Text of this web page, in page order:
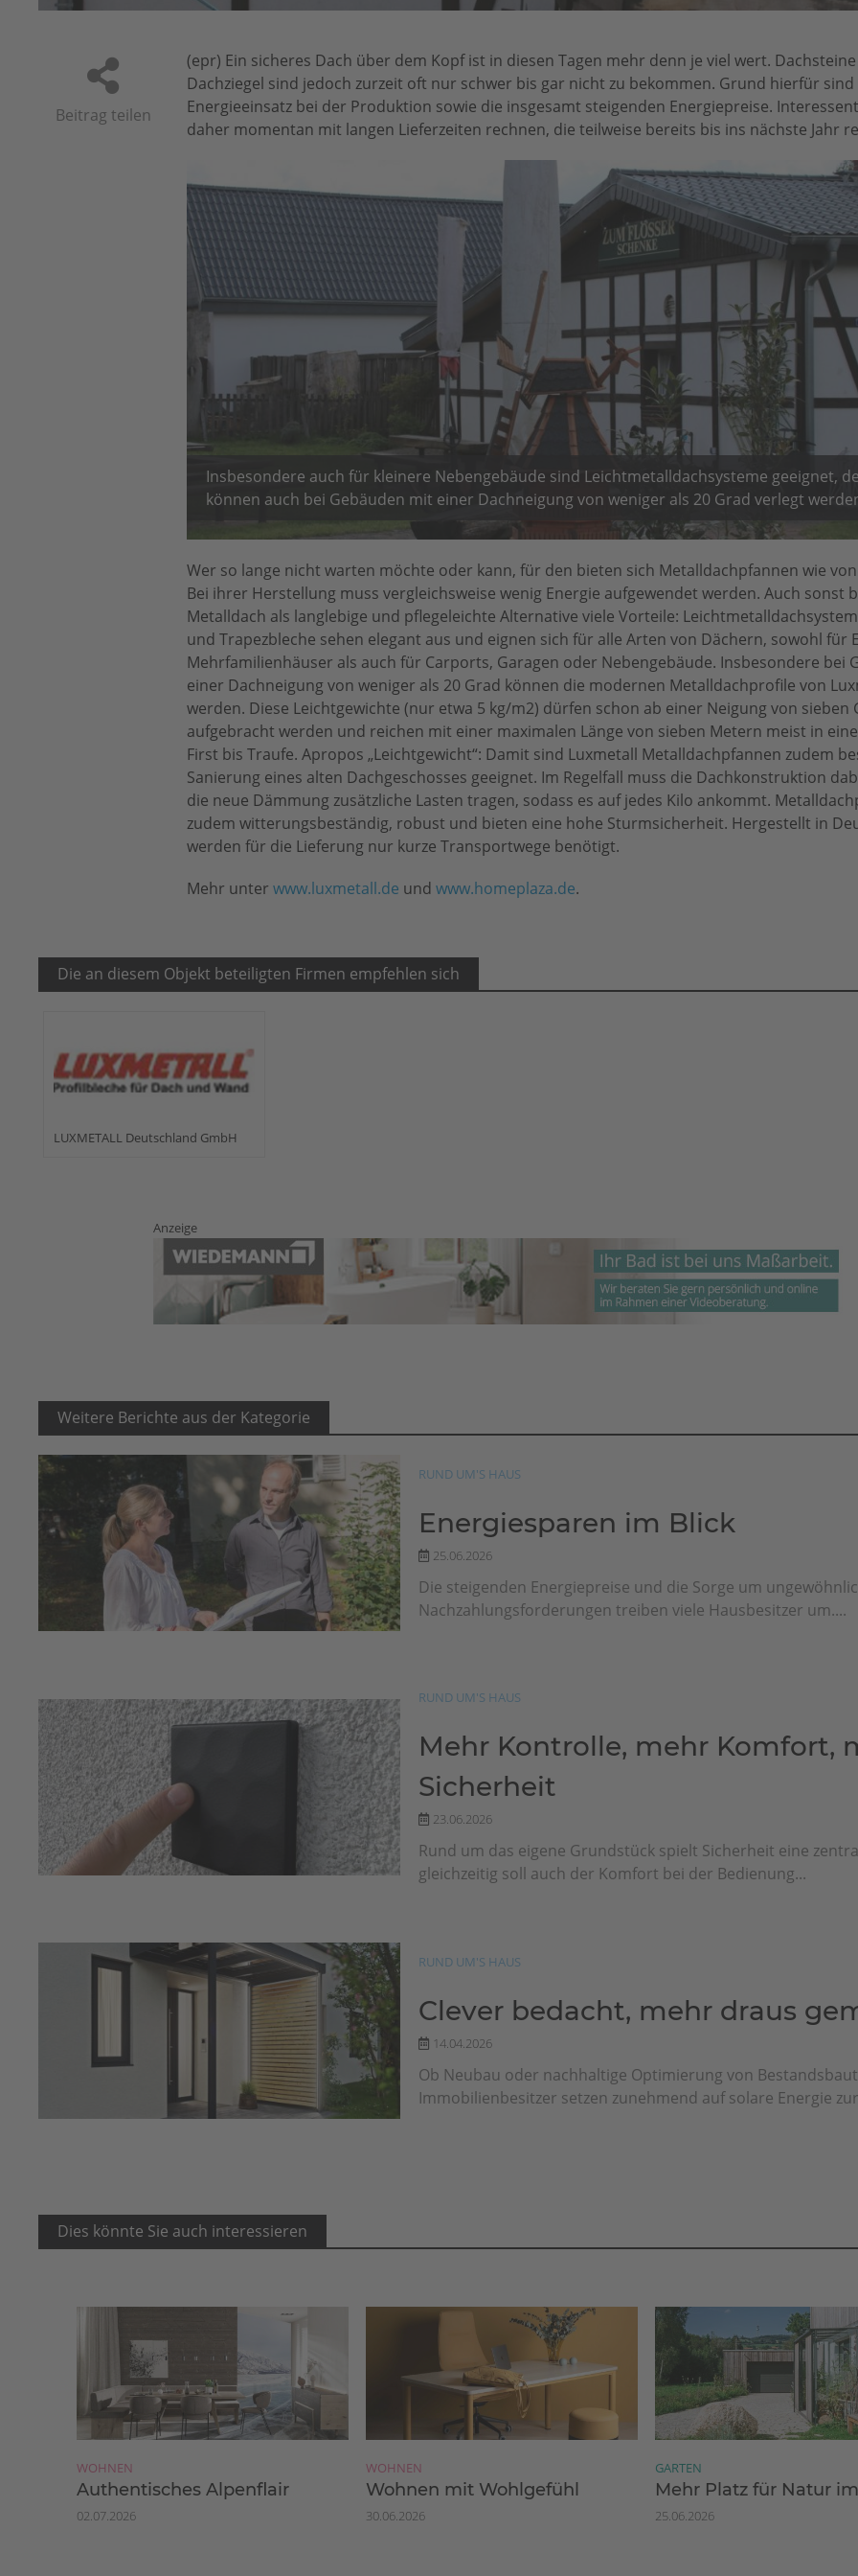
Beitrag teilen
(epr) Ein sicheres Dach über dem Kopf ist in diesen Tagen mehr denn je viel wert.
Dachziegel sind jedoch zurzeit oft nur schwer bis gar nicht zu bekommen. Grund hierfür
Energieeinsatz bei der Produktion sowie die insgesamt steigenden Energiepreise.
daher momentan mit langen Lieferzeiten rechnen, die teilweise bereits bis ins nächste Jahr
Insbesondere auch für kleinere Nebengebäude sind Leichtmetalldachsysteme geeignet,
können auch bei Gebäuden mit einer Dachneigung von weniger als 20 Grad verlegt
Wer so lange nicht warten möchte oder kann, für den bieten sich Metalldachpfannen wie
Bei ihrer Herstellung muss vergleichsweise wenig Energie aufgewendet werden. Auch sonst
Metalldach als langlebige und pflegeleichte Alternative viele Vorteile:
und Trapezbleche sehen elegant aus und eignen sich für alle Arten von Dächern, sowohl für
Mehrfamilienhäuser als auch für Carports, Garagen oder Nebengebäude. Insbesondere bei
einer Dachneigung von weniger als 20 Grad können die modernen Metalldachprofile von
werden. Diese Leichtgewichte (nur etwa 5 kg/m2) dürfen schon ab einer Neigung von sieben
aufgebracht werden und reichen mit einer maximalen Länge von sieben Metern meist in
First bis Traufe. Apropos „Leichtgewicht“: Damit sind Luxmetall Metalldachpfannen zudem
Sanierung eines alten Dachgeschosses geeignet. Im Regelfall muss die Dachkonstruktion
die neue Dämmung zusätzliche Lasten tragen, sodass es auf jedes Kilo ankommt.
zudem witterungsbeständig, robust und bieten eine hohe Sturmsicherheit. Hergestellt in
werden für die Lieferung nur kurze Transportwege benötigt.
Mehr unter www.luxmetall.de und www.homeplaza.de.
Die an diesem Objekt beteiligten Firmen empfehlen sich
LUXMETALL Deutschland GmbH
Anzeige
Weitere Berichte aus der Kategorie
RUND UM'S HAUS
Energiesparen im Blick
25.06.2026
Die steigenden Energiepreise und die Sorge um
Nachzahlungsforderungen treiben viele Hausbesitzer um....
RUND UM'S HAUS
Mehr Kontrolle, mehr Komfort,
Sicherheit
23.06.2026
Rund um das eigene Grundstück spielt Sicherheit eine
gleichzeitig soll auch der Komfort bei der Bedienung...
RUND UM'S HAUS
Clever bedacht, mehr draus
14.04.2026
Ob Neubau oder nachhaltige Optimierung von
Immobilienbesitzer setzen zunehmend auf solare Energie
Dies könnte Sie auch interessieren
WOHNEN
Authentisches Alpenflair
02.07.2026
WOHNEN
Wohnen mit Wohlgefühl
30.06.2026
GARTEN
Mehr Platz für Natur
25.06.2026